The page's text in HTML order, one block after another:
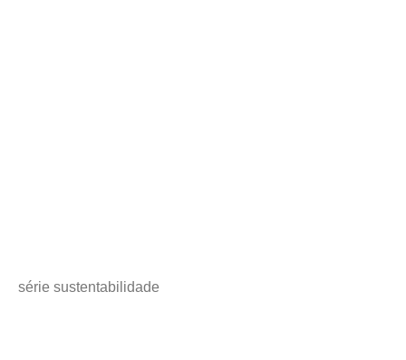
série sustentabilidade